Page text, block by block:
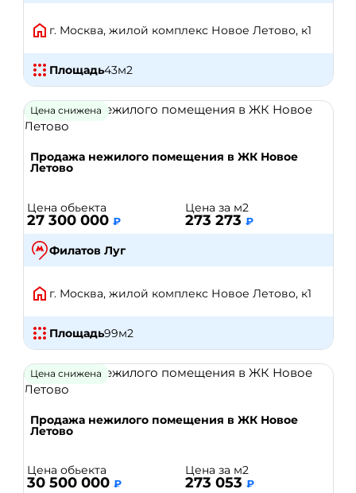
г. Москва, жилой комплекс Новое Летово, к1
Площадь43м2
Цена снижена
Продажа нежилого помещения в ЖК Новое
Летово
Цена обьекта
27 300 000 ₽
Цена за м2
273 273 ₽
Филатов Луг
г. Москва, жилой комплекс Новое Летово, к1
Площадь99м2
Цена снижена
Продажа нежилого помещения в ЖК Новое
Летово
Цена обьекта
30 500 000 ₽
Цена за м2
273 053 ₽